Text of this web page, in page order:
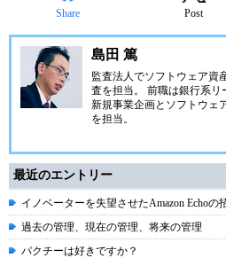
Share Post
島田 篤
監査法人でソフトウェア資
査を担当。 前職は銀行系リ
新規事業企画とソフトウェ
を担当。
最近のエントリー
イノベーターを失望させたAmazon Echoの
過去の管理、現在の管理、将来の管理
パクチーは好きですか？